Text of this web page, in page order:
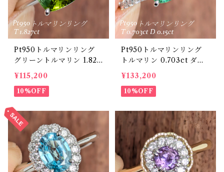
Pt950トルマリンリング
グリーントルマリン 1.827
ct 【PRO208635】
¥115,200
10%OFF
Pt950トルマリンリング
トルマリン 0.703ct ダイ
ヤモンド 0.15ct【PRO20
8634】
¥133,200
10%OFF